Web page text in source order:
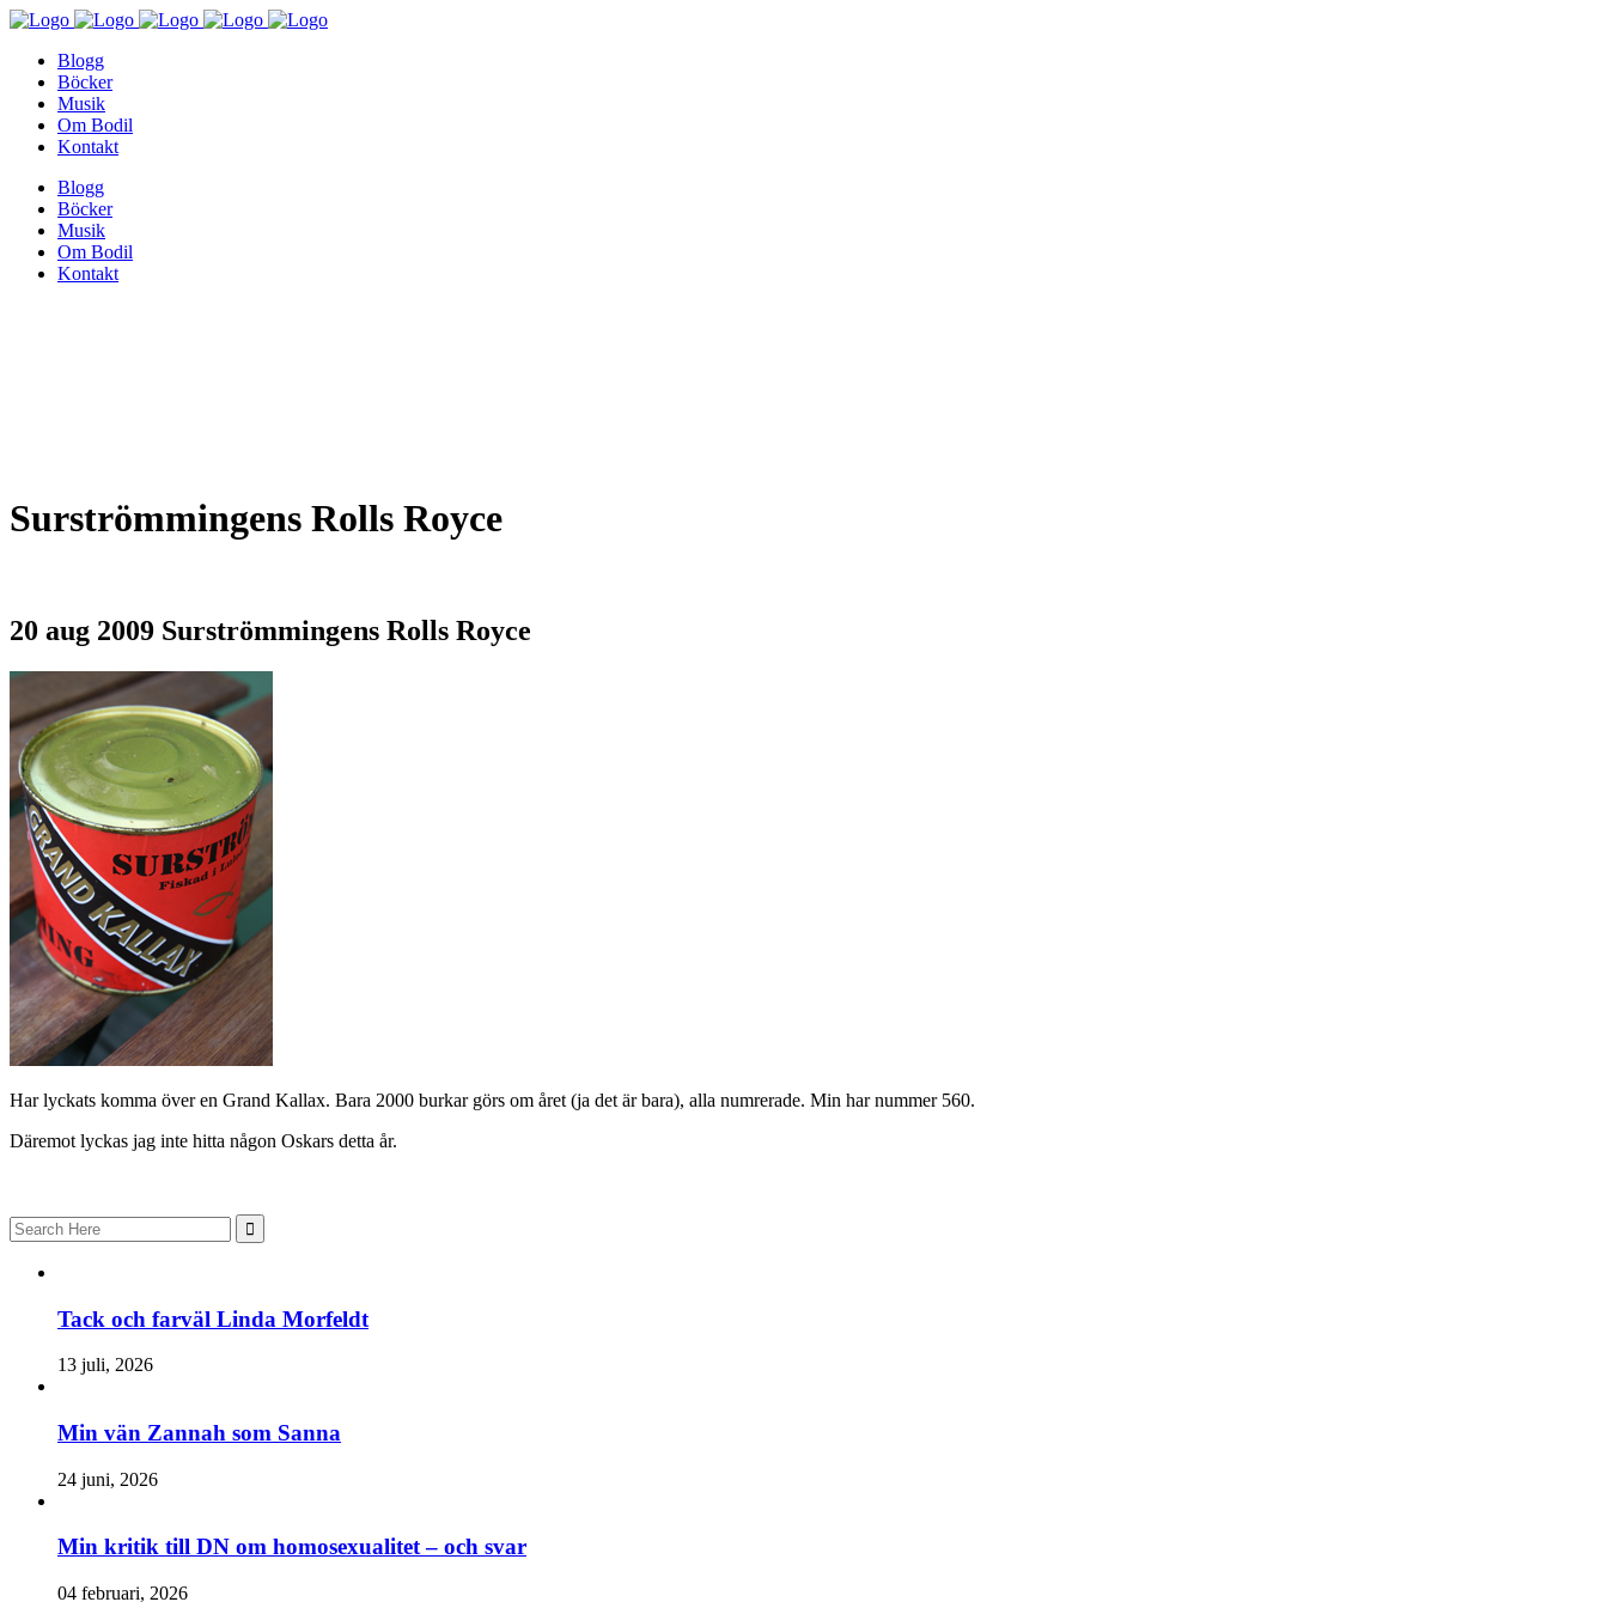
Blogg
Böcker
Musik
Om Bodil
Kontakt
Blogg
Böcker
Musik
Om Bodil
Kontakt
Surströmmingens Rolls Royce
20 aug 2009 Surströmmingens Rolls Royce
Har lyckats komma över en Grand Kallax. Bara 2000 burkar görs om året (ja det är bara), alla numrerade. Min har nummer 560.
Däremot lyckas jag inte hitta någon Oskars detta år.
Search
for:
Tack och farväl Linda Morfeldt
13 juli, 2026
Min vän Zannah som Sanna
24 juni, 2026
Min kritik till DN om homosexualitet – och svar
04 februari, 2026